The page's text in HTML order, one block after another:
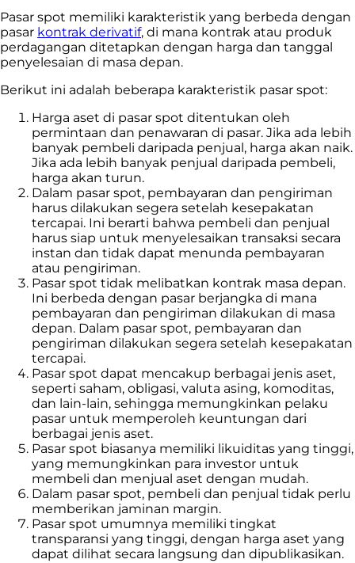
Pasar spot memiliki karakteristik yang berbeda dengan
pasar kontrak derivatif, di mana kontrak atau produk
perdagangan ditetapkan dengan harga dan tanggal
penyelesaian di masa depan.
Berikut ini adalah beberapa karakteristik pasar spot:
Harga aset di pasar spot ditentukan oleh
permintaan dan penawaran di pasar. Jika ada lebih
banyak pembeli daripada penjual, harga akan naik.
Jika ada lebih banyak penjual daripada pembeli,
harga akan turun.
Dalam pasar spot, pembayaran dan pengiriman
harus dilakukan segera setelah kesepakatan
tercapai. Ini berarti bahwa pembeli dan penjual
harus siap untuk menyelesaikan transaksi secara
instan dan tidak dapat menunda pembayaran
atau pengiriman.
Pasar spot tidak melibatkan kontrak masa depan.
Ini berbeda dengan pasar berjangka di mana
pembayaran dan pengiriman dilakukan di masa
depan. Dalam pasar spot, pembayaran dan
pengiriman dilakukan segera setelah kesepakatan
tercapai.
Pasar spot dapat mencakup berbagai jenis aset,
seperti saham, obligasi, valuta asing, komoditas,
dan lain-lain, sehingga memungkinkan pelaku
pasar untuk memperoleh keuntungan dari
berbagai jenis aset.
Pasar spot biasanya memiliki likuiditas yang tinggi,
yang memungkinkan para investor untuk
membeli dan menjual aset dengan mudah.
Dalam pasar spot, pembeli dan penjual tidak perlu
memberikan jaminan margin.
Pasar spot umumnya memiliki tingkat
transparansi yang tinggi, dengan harga aset yang
dapat dilihat secara langsung dan dipublikasikan.